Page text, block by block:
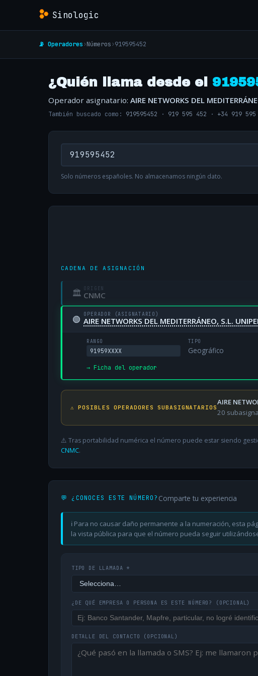
Sinologic
📡 Operadores›Números›919595452
¿Quién llama desde el
Operador asignatario: AIRE NETWORKS DEL
También buscado como: 919595452 · 919 595 452 · +34 919 595
Solo números españoles. No almacenamos ningún dato.
CADENA DE ASIGNACIÓN
🏛 ORIGEN
CNMC
🟢 OPERADOR (ASIGNATARIO)
AIRE NETWORKS DEL MEDITERRÁNEO, S.L.
RANGO
91959XXXX
TIPO
Geográfico
→ Ficha del operador
⚠️ POSIBLES OPERADORES SUBASIGNATARIOS
AIRE
20
⚠️ Tras portabilidad numérica el número puede estar siendo
CNMC.
💬 ¿CONOCES ESTE NÚMERO? Comparte tu experiencia
ℹ️ Para no causar daño permanente a la numeración, esta
la vista pública para que el número pueda seguir
TIPO DE LLAMADA *
¿DE QUÉ EMPRESA O PERSONA ES ESTE NÚMERO? (OPCIONAL)
DETALLE DEL CONTACTO (OPCIONAL)